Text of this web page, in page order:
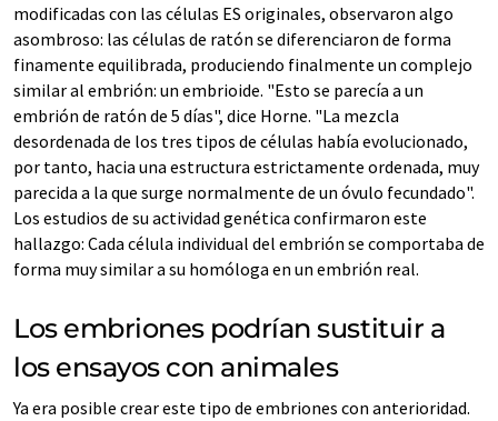
modificadas con las células ES originales, observaron algo
asombroso: las células de ratón se diferenciaron de forma
finamente equilibrada, produciendo finalmente un complejo
similar al embrión: un embrioide. "Esto se parecía a un
embrión de ratón de 5 días", dice Horne. "La mezcla
desordenada de los tres tipos de células había evolucionado,
por tanto, hacia una estructura estrictamente ordenada, muy
parecida a la que surge normalmente de un óvulo fecundado".
Los estudios de su actividad genética confirmaron este
hallazgo: Cada célula individual del embrión se comportaba de
forma muy similar a su homóloga en un embrión real.
Los embriones podrían sustituir a
los ensayos con animales
Ya era posible crear este tipo de embriones con anterioridad.